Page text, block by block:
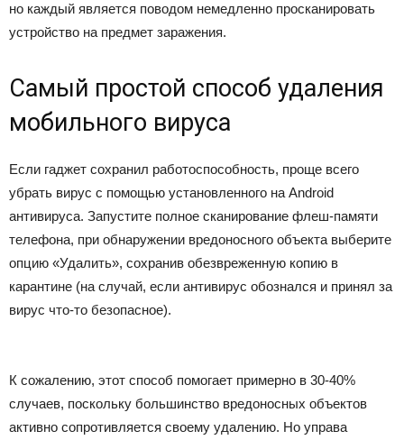
но каждый является поводом немедленно просканировать
устройство на предмет заражения.
Самый простой способ удаления
мобильного вируса
Если гаджет сохранил работоспособность, проще всего
убрать вирус с помощью установленного на Android
антивируса. Запустите полное сканирование флеш-памяти
телефона, при обнаружении вредоносного объекта выберите
опцию «Удалить», сохранив обезвреженную копию в
карантине (на случай, если антивирус обознался и принял за
вирус что-то безопасное).
К сожалению, этот способ помогает примерно в 30-40%
случаев, поскольку большинство вредоносных объектов
активно сопротивляется своему удалению. Но управа